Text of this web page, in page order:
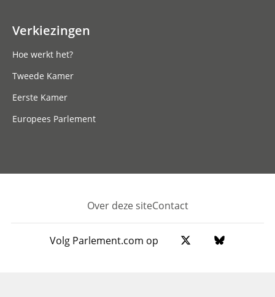
Verkiezingen
Hoe werkt het?
Tweede Kamer
Eerste Kamer
Europees Parlement
Footer
Over deze siteContact
Volg Parlement.com op